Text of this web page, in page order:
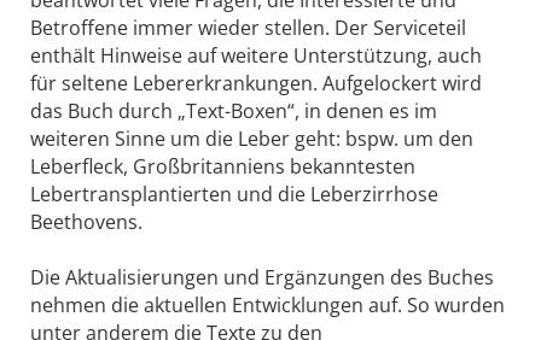
Betroffene immer wieder stellen. Der Serviceteil
enthält Hinweise auf weitere Unterstützung, auch
für seltene Lebererkrankungen. Aufgelockert wird
das Buch durch „Text-Boxen“, in denen es im
weiteren Sinne um die Leber geht: bspw. um den
Leberfleck, Großbritanniens bekanntesten
Lebertransplantierten und die Leberzirrhose
Beethovens.
Die Aktualisierungen und Ergänzungen des Buches
nehmen die aktuellen Entwicklungen auf. So wurden
unter anderem die Texte zu den